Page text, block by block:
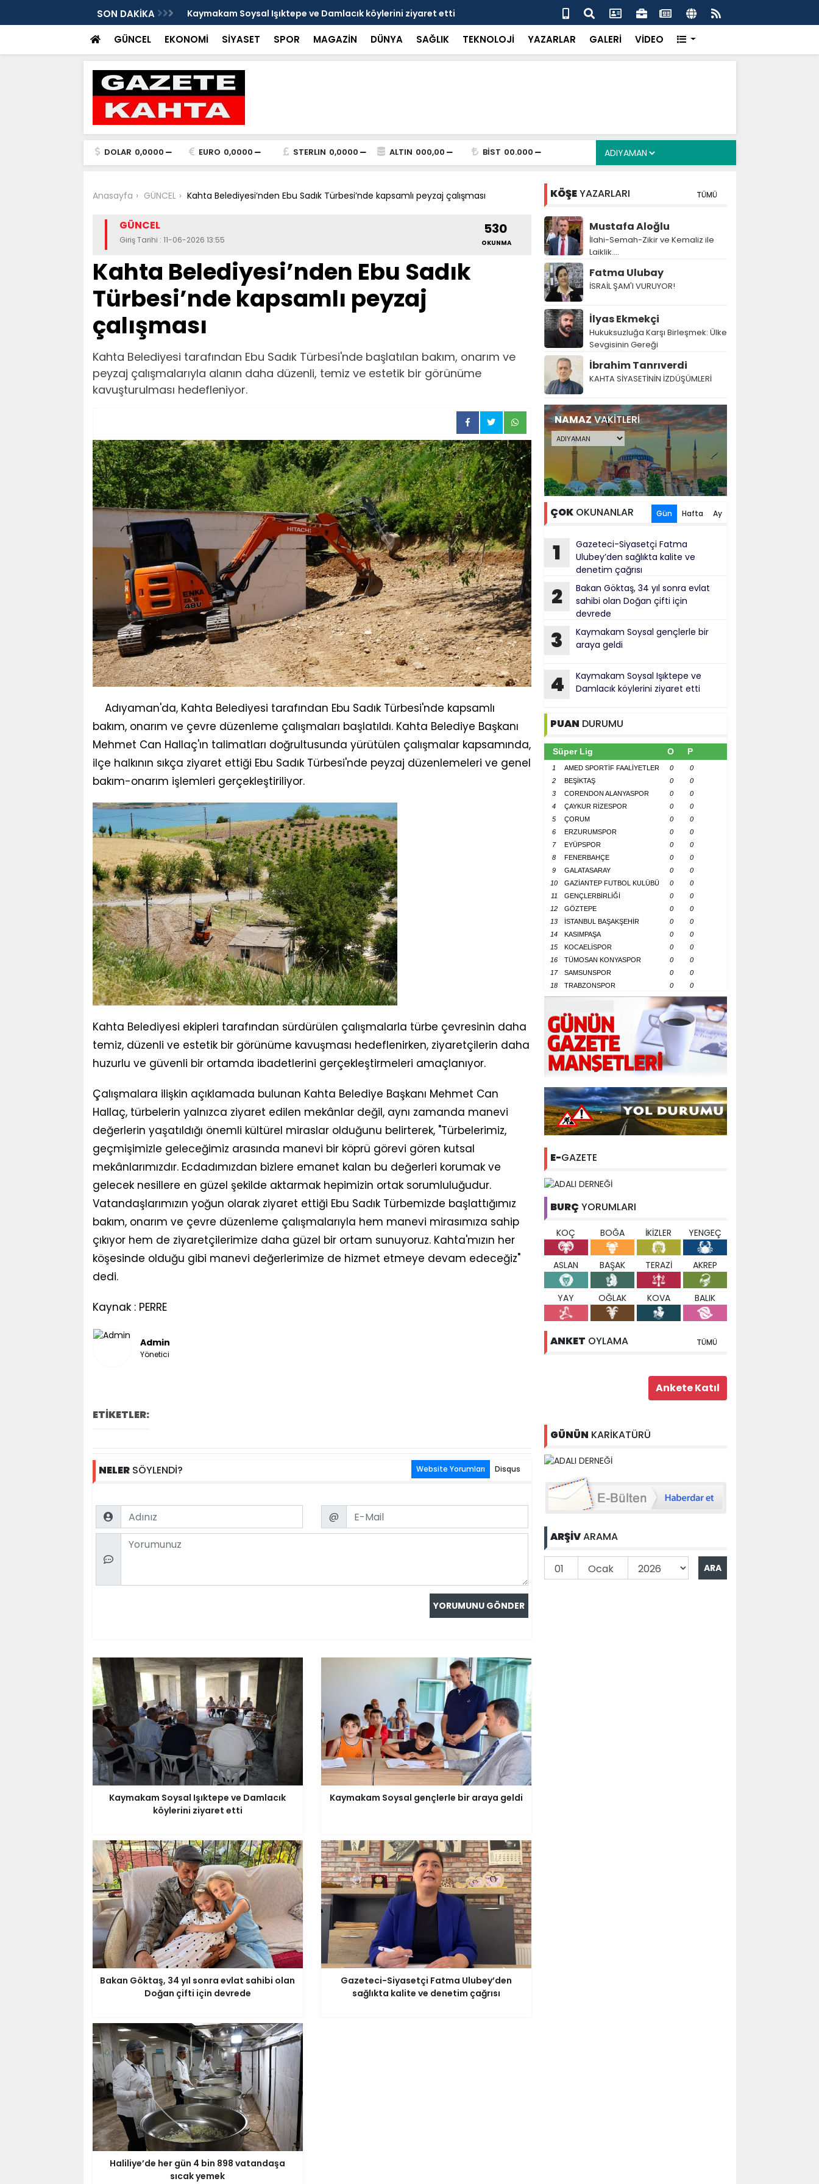
SON DAKİKA
Damlacık köylerini ziyaret etti Kaymakam Soysal gençlerle bir araya geldi Bakan Göktaş, 34 yıl sonra evlat sahibi olan Doğan çifti için devrede
GÜNCEL EKONOMİ SİYASET SPOR MAGAZİN DÜNYA SAĞLIK TEKNOLOJİ YAZARLAR GALERİ VİDEO
DOLAR 0,0000 EURO 0,0000 STERLIN 0,0000 ALTIN 000,00 BİST 00.000
Anasayfa GÜNCEL Kahta Belediyesi’nden Ebu Sadık Türbesi’nde kapsamlı peyzaj çalışması
GÜNCEL
Giriş Tarihi : 11-06-2026 13:55
530
OKUNMA
Kahta Belediyesi’nden Ebu Sadık
Türbesi’nde kapsamlı peyzaj
çalışması
Kahta Belediyesi tarafından Ebu Sadık Türbesi'nde başlatılan bakım, onarım ve
peyzaj çalışmalarıyla alanın daha düzenli, temiz ve estetik bir görünüme
kavuşturulması hedefleniyor.
Adıyaman'da, Kahta Belediyesi tarafından Ebu Sadık Türbesi'nde kapsamlı
bakım, onarım ve çevre düzenleme çalışmaları başlatıldı. Kahta Belediye Başkanı
Mehmet Can Hallaç'ın talimatları doğrultusunda yürütülen çalışmalar kapsamında,
ilçe halkının sıkça ziyaret ettiği Ebu Sadık Türbesi'nde peyzaj düzenlemeleri ve genel
bakım-onarım işlemleri gerçekleştiriliyor.
Kahta Belediyesi ekipleri tarafından sürdürülen çalışmalarla türbe çevresinin daha
temiz, düzenli ve estetik bir görünüme kavuşması hedeflenirken, ziyaretçilerin daha
huzurlu ve güvenli bir ortamda ibadetlerini gerçekleştirmeleri amaçlanıyor.
Çalışmalara ilişkin açıklamada bulunan Kahta Belediye Başkanı Mehmet Can
Hallaç, türbelerin yalnızca ziyaret edilen mekânlar değil, aynı zamanda manevi
değerlerin yaşatıldığı önemli kültürel miraslar olduğunu belirterek, "Türbelerimiz,
geçmişimizle geleceğimiz arasında manevi bir köprü görevi gören kutsal
mekânlarımızdır. Ecdadımızdan bizlere emanet kalan bu değerleri korumak ve
gelecek nesillere en güzel şekilde aktarmak hepimizin ortak sorumluluğudur.
Vatandaşlarımızın yoğun olarak ziyaret ettiği Ebu Sadık Türbemizde başlattığımız
bakım, onarım ve çevre düzenleme çalışmalarıyla hem manevi mirasımıza sahip
çıkıyor hem de ziyaretçilerimize daha güzel bir ortam sunuyoruz. Kahta'mızın her
köşesinde olduğu gibi manevi değerlerimize de hizmet etmeye devam edeceğiz"
dedi.
Kaynak : PERRE
Admin
Yönetici
ETİKETLER:
NELERSÖYLENDİ? Website Yorumları Disqus
Name Email
@
Comment
Kaymakam Soysal Işıktepe ve Damlacık
köylerini ziyaret etti
Kaymakam Soysal gençlerle bir araya geldi
Bakan Göktaş, 34 yıl sonra evlat sahibi olan
Doğan çifti için devrede
Gazeteci-Siyasetçi Fatma Ulubey’den
sağlıkta kalite ve denetim çağrısı
Haliliye’de her gün 4 bin 898 vatandaşa
sıcak yemek
KÖŞEYAZARLARI TÜMÜ
Mustafa Aloğlu
İlahi-Semah-Zikir ve Kemaliz ile
Laiklik….
Fatma Ulubay
İSRAİL ŞAM'I VURUYOR!
İlyas Ekmekçi
Hukuksuzluğa Karşı Birleşmek: Ülke
Sevgisinin Gereği
İbrahim Tanrıverdi
KAHTA SİYASETİNİN İZDÜŞÜMLERİ
NAMAZVAKİTLERİ
ÇOKOKUNANLAR Gün Hafta Ay
1
Gazeteci-Siyasetçi Fatma
Ulubey’den sağlıkta kalite ve
denetim çağrısı
2
Bakan Göktaş, 34 yıl sonra evlat
sahibi olan Doğan çifti için
devrede
3
Kaymakam Soysal gençlerle bir
araya geldi
4
Kaymakam Soysal Işıktepe ve
Damlacık köylerini ziyaret etti
PUAN DURUMU
Süper Lig O P
1 AMED SPORTİF FAALİYETLER 0
0
2
BEŞİKTAŞ 0
0
3
CORENDON ALANYASPOR 0
0
4
ÇAYKUR RİZESPOR 0
0
5
ÇORUM 0
0
6
ERZURUMSPOR 0
0
7
EYÜPSPOR 0
0
8
FENERBAHÇE 0
0
9
GALATASARAY 0
0
10
GAZİANTEP FUTBOL KULÜBÜ 0
0
11
GENÇLERBİRLİĞİ 0
0
12
GÖZTEPE 0
0
13
İSTANBUL BAŞAKŞEHİR 0
0
14
KASIMPAŞA 0
0
15
KOCAELİSPOR 0
0
16
TÜMOSAN KONYASPOR 0
0
17
SAMSUNSPOR 0
0
18
TRABZONSPOR 0 0
E-GAZETE
BURÇ YORUMLARI
KOÇ BOĞA İKİZLER YENGEÇ
ASLAN BAŞAK TERAZİ AKREP
YAY OĞLAK KOVA BALIK
ANKET OYLAMA TÜMÜ
GÜNÜN KARİKATÜRÜ
ARŞİVARAMA